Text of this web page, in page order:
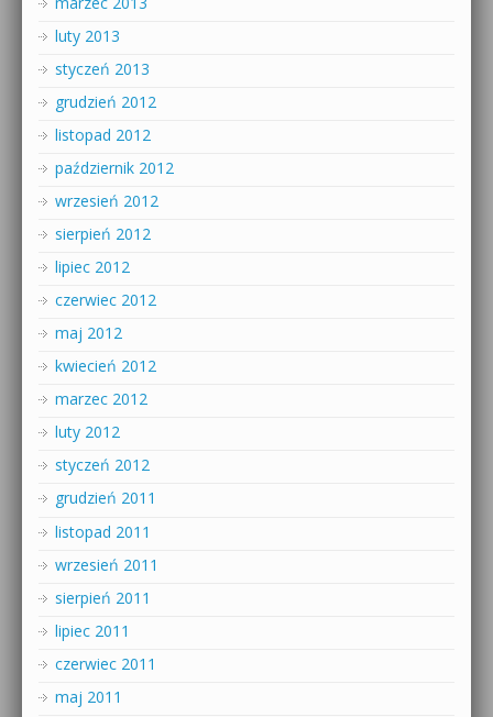
luty 2013
styczeń 2013
grudzień 2012
listopad 2012
październik 2012
wrzesień 2012
sierpień 2012
lipiec 2012
czerwiec 2012
maj 2012
kwiecień 2012
marzec 2012
luty 2012
styczeń 2012
grudzień 2011
listopad 2011
wrzesień 2011
sierpień 2011
lipiec 2011
czerwiec 2011
maj 2011